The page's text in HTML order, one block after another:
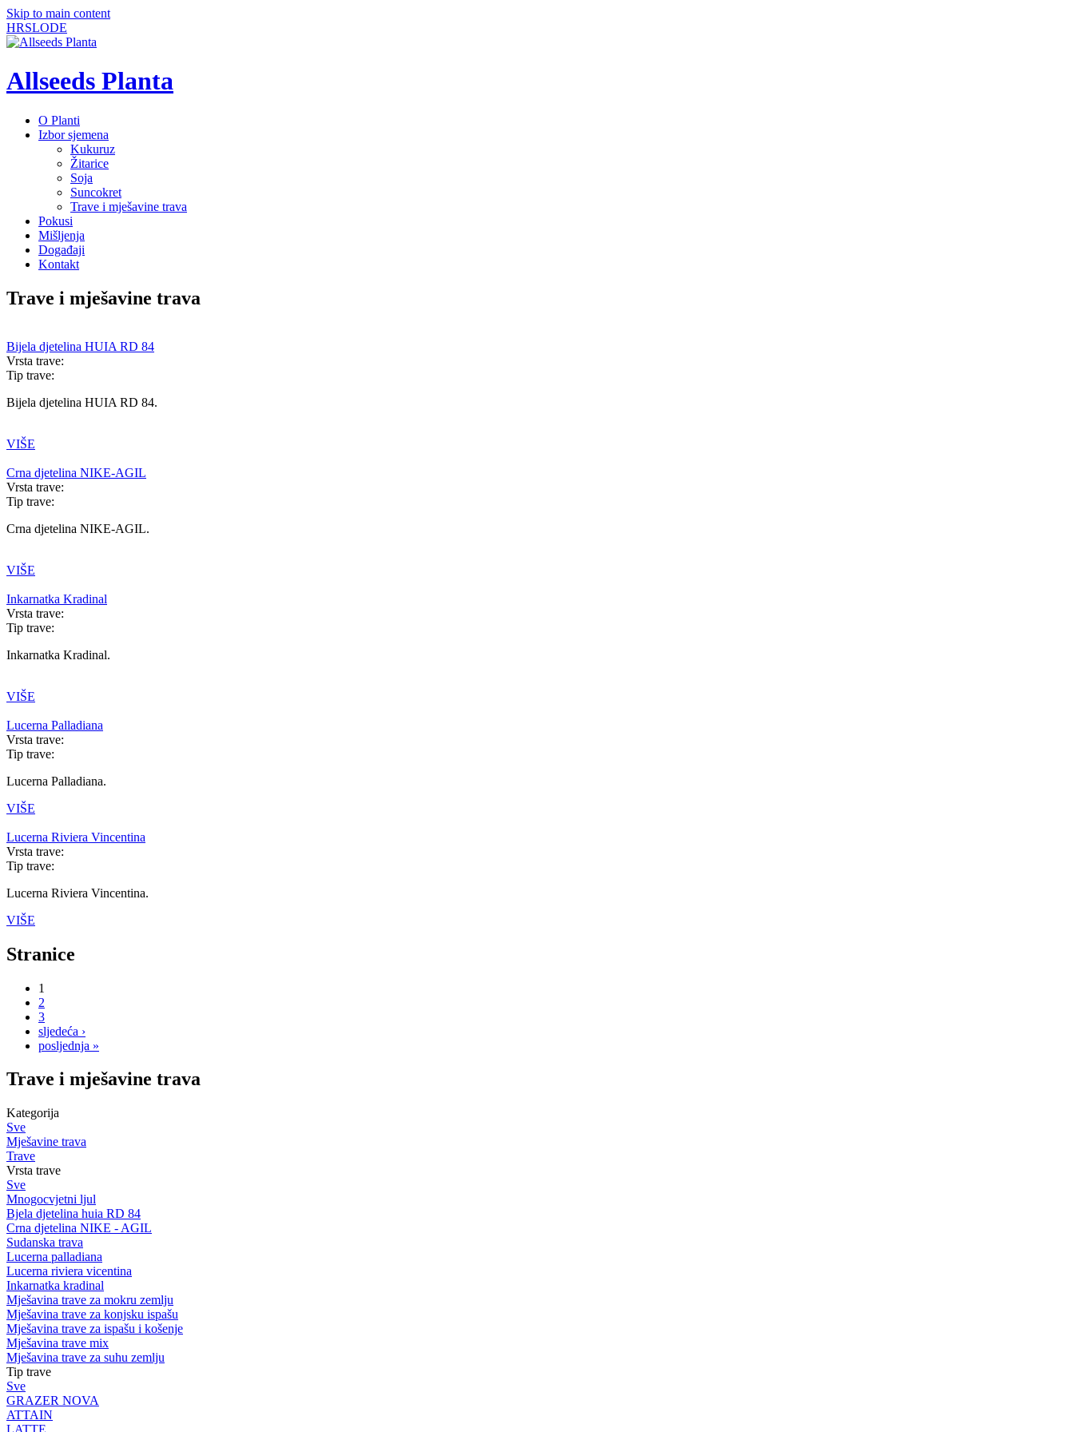
Skip to main content
HRSLODE
Allseeds Planta
O Planti
Izbor sjemena
Kukuruz
Žitarice
Soja
Suncokret
Trave i mješavine trava
Pokusi
Mišljenja
Događaji
Kontakt
Trave i mješavine trava
Bijela djetelina HUIA RD 84
Vrsta trave:
Tip trave:
Bijela djetelina HUIA RD 84.
VIŠE
Crna djetelina NIKE-AGIL
Vrsta trave:
Tip trave:
Crna djetelina NIKE-AGIL.
VIŠE
Inkarnatka Kradinal
Vrsta trave:
Tip trave:
Inkarnatka Kradinal.
VIŠE
Lucerna Palladiana
Vrsta trave:
Tip trave:
Lucerna Palladiana.
VIŠE
Lucerna Riviera Vincentina
Vrsta trave:
Tip trave:
Lucerna Riviera Vincentina.
VIŠE
Stranice
1
2
3
sljedeća ›
posljednja »
Trave i mješavine trava
Kategorija
Sve
Mješavine trava
Trave
Vrsta trave
Sve
Mnogocvjetni ljul
Bjela djetelina huia RD 84
Crna djetelina NIKE - AGIL
Sudanska trava
Lucerna palladiana
Lucerna riviera vicentina
Inkarnatka kradinal
Mješavina trave za mokru zemlju
Mješavina trave za konjsku ispašu
Mješavina trave za ispašu i košenje
Mješavina trave mix
Mješavina trave za suhu zemlju
Tip trave
Sve
GRAZER NOVA
ATTAIN